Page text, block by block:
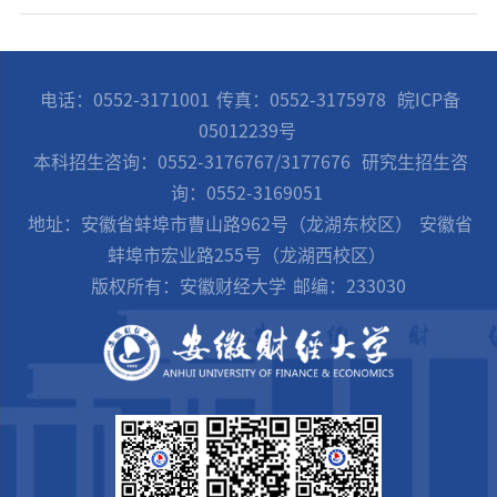
电话：0552-3171001 传真：0552-3175978
皖ICP备
05012239号
本科招生咨询：0552-3176767/3177676
研究生招生咨
询：0552-3169051
地址：安徽省蚌埠市曹山路962号（龙湖东校区）
安徽省
蚌埠市宏业路255号（龙湖西校区）
版权所有：安徽财经大学 邮编：233030